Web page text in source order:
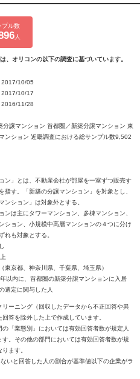
プル数
人
、オリコンの以下の調査に基づいています。
10/05
10/17
11/28
分譲マンション 首都圏／新築分譲マンション 東
ンション 近畿調査における総サンプル数9,502
ョン」とは、不動産会社が部屋を一室ずつ販売す
指す。「新築の分譲マンション」を対象とし、
ンション」は対象外とする。
ンは主にタワーマンション、多棟マンション、
ション、小規模中高層マンションの４つに分け
れも対象とする。
東京都、神奈川県、千葉県、埼玉県）
以内に、首都圏の新築分譲マンションに入居
選定に関与した人
ーニング（回収したデータから不正回答や異
答を除外した上で作成しています。
「業態別」においては有効回答者数が規定人
。その他の部門においては有効回答者数が規
ます。
いと回答した人の割合が基準値以下の企業がラ